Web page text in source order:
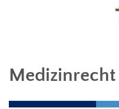
Medizinrecht